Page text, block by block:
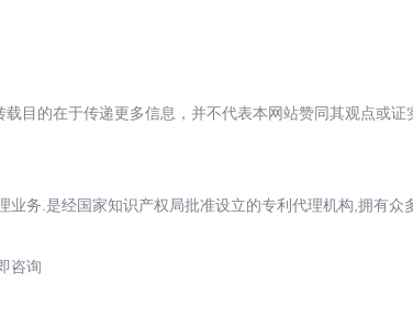
的在于传递更多信息，并不代表本网站赞同其观点或证
务.是经国家知识产权局批准设立的专利代理机构,拥有
咨询